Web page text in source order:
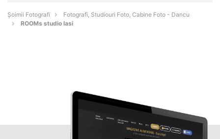
Șoimii Fotografi
Fotografi, Studiouri Foto, Cabine Foto - Dancu
ROOMs studio Iasi